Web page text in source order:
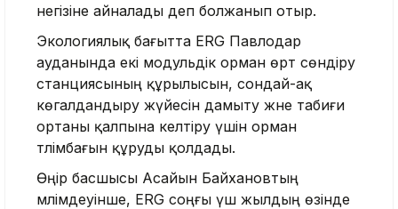
негізіне айналады деп болжанып отыр.
Экологиялық бағытта ERG Павлодар
ауданында екі модульдік орман өрт сөндіру
станциясының құрылысын, сондай-ақ
көгалдандыру жүйесін дамыту және табиғи
ортаны қалпына келтіру үшін орман
тәлімбағын құруды қолдады.
Өңір басшысы Асайын Байхановтың
мәлімдеуінше, ERG соңғы үш жылдың өзінде